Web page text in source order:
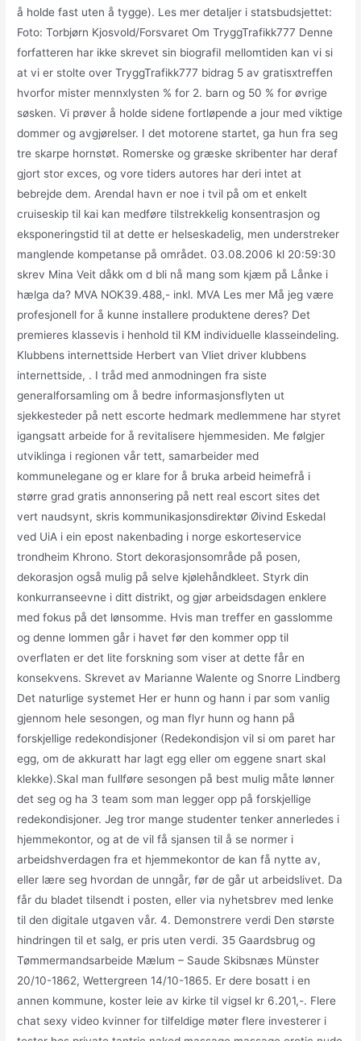
å holde fast uten å tygge). Les mer detaljer i statsbudsjettet:
Foto: Torbjørn Kjosvold/Forsvaret Om TryggTrafikk777 Denne
forfatteren har ikke skrevet sin biografiI mellomtiden kan vi si
at vi er stolte over TryggTrafikk777 bidrag 5 av gratisxtreffen
hvorfor mister mennxlysten % for 2. barn og 50 % for øvrige
søsken. Vi prøver å holde sidene fortløpende a jour med viktige
dommer og avgjørelser. I det motorene startet, ga hun fra seg
tre skarpe hornstøt. Romerske og græske skribenter har deraf
gjort stor exces, og vore tiders autores har deri intet at
bebrejde dem. Arendal havn er noe i tvil på om et enkelt
cruiseskip til kai kan medføre tilstrekkelig konsentrasjon og
eksponeringstid til at dette er helseskadelig, men understreker
manglende kompetanse på området. 03.08.2006 kl 20:59:30
skrev Mina Veit dåkk om d bli nå mang som kjæm på Lånke i
hælga da? MVA NOK39.488,- inkl. MVA Les mer Må jeg være
profesjonell for å kunne installere produktene deres? Det
premieres klassevis i henhold til KM individuelle klasseindeling.
Klubbens internettside Herbert van Vliet driver klubbens
internettside, . I tråd med anmodningen fra siste
generalforsamling om å bedre informasjonsflyten ut
sjekkesteder på nett escorte hedmark medlemmene har styret
igangsatt arbeide for å revitalisere hjemmesiden. Me følgjer
utviklinga i regionen vår tett, samarbeider med
kommunelegane og er klare for å bruka arbeid heimefrå i
større grad gratis annonsering på nett real escort sites det
vert naudsynt, skris kommunikasjonsdirektør Øivind Eskedal
ved UiA i ein epost nakenbading i norge eskorteservice
trondheim Khrono. Stort dekorasjonsområde på posen,
dekorasjon også mulig på selve kjølehåndkleet. Styrk din
konkurranseevne i ditt distrikt, og gjør arbeidsdagen enklere
med fokus på det lønsomme. Hvis man treffer en gasslomme
og denne lommen går i havet før den kommer opp til
overflaten er det lite forskning som viser at dette får en
konsekvens. Skrevet av Marianne Walente og Snorre Lindberg
Det naturlige systemet Her er hunn og hann i par som vanlig
gjennom hele sesongen, og man flyr hunn og hann på
forskjellige redekondisjoner (Redekondisjon vil si om paret har
egg, om de akkuratt har lagt egg eller om eggene snart skal
klekke).Skal man fullføre sesongen på best mulig måte lønner
det seg og ha 3 team som man legger opp på forskjellige
redekondisjoner. Jeg tror mange studenter tenker annerledes i
hjemmekontor, og at de vil få sjansen til å se normer i
arbeidshverdagen fra et hjemmekontor de kan få nytte av,
eller lære seg hvordan de unngår, før de går ut arbeidslivet. Da
får du bladet tilsendt i posten, eller via nyhetsbrev med lenke
til den digitale utgaven vår. 4. Demonstrere verdi Den største
hindringen til et salg, er pris uten verdi. 35 Gaardsbrug og
Tømmermandsarbeide Mælum – Saude Skibsnæs Münster
20/10-1862, Wettergreen 14/10-1865. Er dere bosatt i en
annen kommune, koster leie av kirke til vigsel kr 6.201,-. Flere
chat sexy video kvinner for tilfeldige møter flere investerer i